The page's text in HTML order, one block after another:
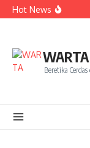
Lewati ke konten
Hot News
ke
WARTA
Beretika